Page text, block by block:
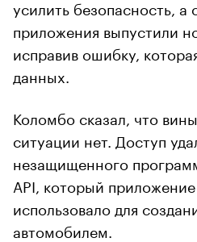
усилить безопасность, а
приложения выпустили
исправив ошибку,
данных.
Коломбо сказал, что
ситуации нет. Доступ
незащищенного
API, который
использовало для
автомобилем.